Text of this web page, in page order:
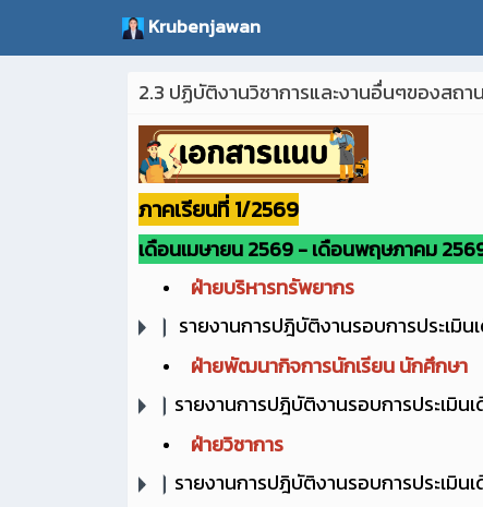
Krubenjawan
2.3 ปฏิบัติงานวิชาการและงานอื่นๆของสถา
ภาคเรียนที่ 1/2569
เดือนเมษายน 2569 - เดือนพฤษภาคม
ฝ่ายบริหารทรัพยากร
รายงานการปฎิบัติงานรอบการประเมิ
ฝ่ายพัฒนากิจการนักเรียน นักศึกษา
รายงานการปฎิบัติงานรอบการประเมิ
ฝ่ายวิชาการ
รายงานการปฎิบัติงานรอบการประเมิ